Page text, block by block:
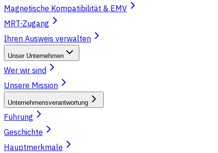
Magnetische Kompatibilität & EMV
MRT-Zugang
Ihren Ausweis verwalten
Unser Unternehmen
Wer wir sind
Unsere Mission
Unternehmensverantwortung
Führung
Geschichte
Hauptmerkmale